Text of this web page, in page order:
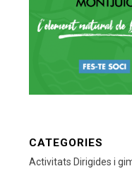
CATEGORIES
Activitats Dirigides i